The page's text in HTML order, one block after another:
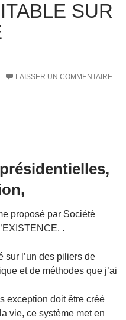
SUR
LAISSER UN COMMENTAIRE
proposé par Société
.
sur l’un des piliers de
et de méthodes que j’ai
exception doit être créé
vie, ce système met en